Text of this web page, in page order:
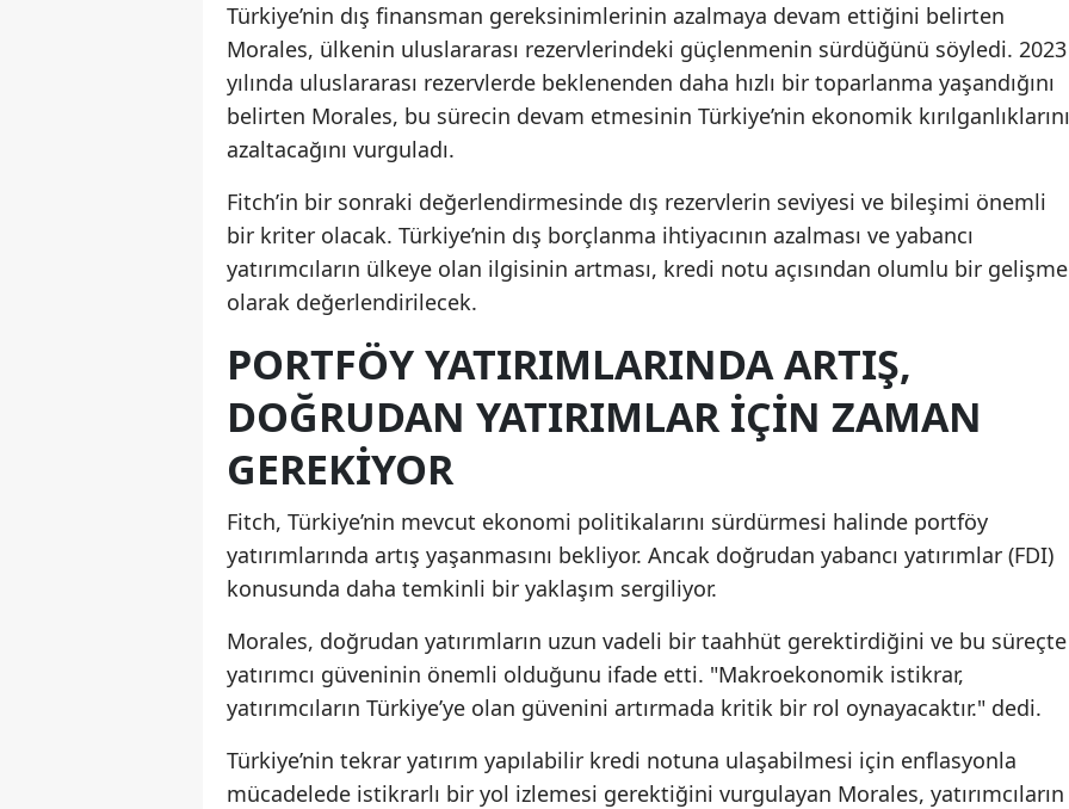
Türkiye’nin dış finansman gereksinimlerinin azalmaya devam ettiğini belirten
Morales, ülkenin uluslararası rezervlerindeki güçlenmenin sürdüğünü söyledi. 2023
yılında uluslararası rezervlerde beklenenden daha hızlı bir toparlanma yaşandığını
belirten Morales, bu sürecin devam etmesinin Türkiye’nin ekonomik kırılganlıklarını
azaltacağını vurguladı.
Fitch’in bir sonraki değerlendirmesinde dış rezervlerin seviyesi ve bileşimi önemli
bir kriter olacak. Türkiye’nin dış borçlanma ihtiyacının azalması ve yabancı
yatırımcıların ülkeye olan ilgisinin artması, kredi notu açısından olumlu bir gelişme
olarak değerlendirilecek.
PORTFÖY YATIRIMLARINDA ARTIŞ,
DOĞRUDAN YATIRIMLAR İÇIN ZAMAN
GEREKIYOR
Fitch, Türkiye’nin mevcut ekonomi politikalarını sürdürmesi halinde portföy
yatırımlarında artış yaşanmasını bekliyor. Ancak doğrudan yabancı yatırımlar (FDI)
konusunda daha temkinli bir yaklaşım sergiliyor.
Morales, doğrudan yatırımların uzun vadeli bir taahhüt gerektirdiğini ve bu süreçte
yatırımcı güveninin önemli olduğunu ifade etti. "Makroekonomik istikrar,
yatırımcıların Türkiye’ye olan güvenini artırmada kritik bir rol oynayacaktır." dedi.
Türkiye’nin tekrar yatırım yapılabilir kredi notuna ulaşabilmesi için enflasyonla
mücadelede istikrarlı bir yol izlemesi gerektiğini vurgulayan Morales, yatırımcıların